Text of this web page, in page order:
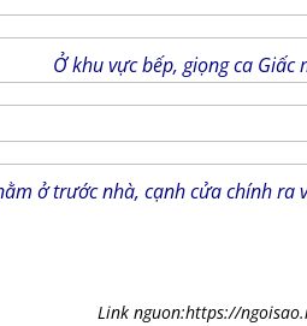
Ở khu vực bếp, giọng ca
ở trước nhà, cạnh cửa chính ra
Link nguon:https://